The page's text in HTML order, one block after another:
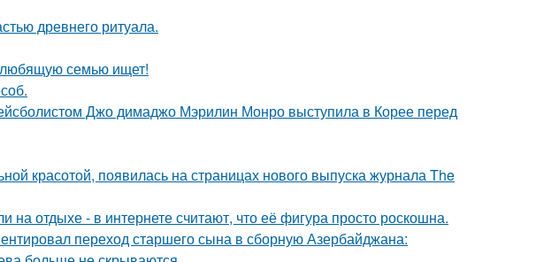
древнего ритуала.
семью ищет!
Джо димаджо Мэрилин Монро выступила в Корее перед
красотой, появилась на страницах нового выпуска журнала The
отдыхе - в интернете считают, что её фигура просто роскошна.
переход старшего сына в сборную Азербайджана: